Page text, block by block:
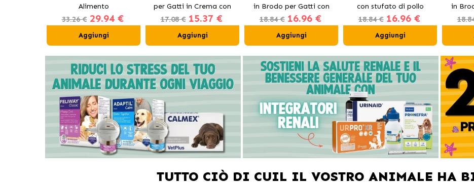
Alimento
complementare per cani
33.26 € 29.94 €
Aggiungi
per Gatti in Crema con
Pollo e Salmone
17.08 € 15.37 €
Aggiungi
in Brodo per Gatti con
Pollo e Tonno
18.84 € 16.96 €
Aggiungi
con stufato di pollo
12x40gr
18.84 € 16.96 €
Aggiungi
in
TUTTO CIÒ DI CUIL IL VOSTRO ANIMALE HA